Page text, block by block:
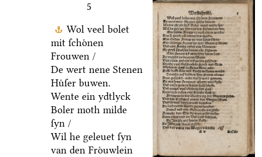
5
Wol veel bolet
mit ſchoͤnen
Frouwen /
De wert nene Stenen
Huͤſer buwen.
Wente ein ydtlyck
Boler moth milde
ſyn /
Wil he geleuet ſyn
van den Froͤuwlein